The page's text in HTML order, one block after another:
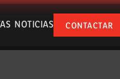
NOTICIAS CONTACTAR